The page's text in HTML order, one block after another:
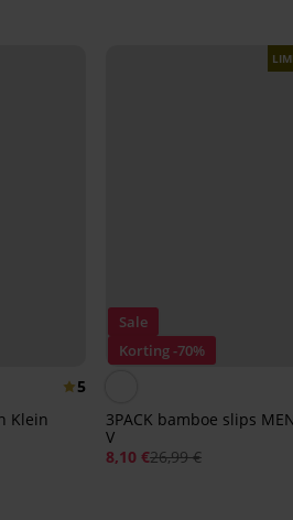
5
Klein
Sale
Korting -70%
3PACK bamboe slips
V
8,10 €26,99 €